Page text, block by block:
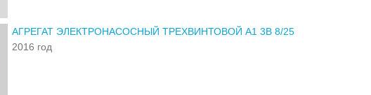
АГРЕГАТ ЭЛЕКТРОНАСОСНЫЙ ТРЕХВИНТОВОЙ А1 3В 8/25
2016 год